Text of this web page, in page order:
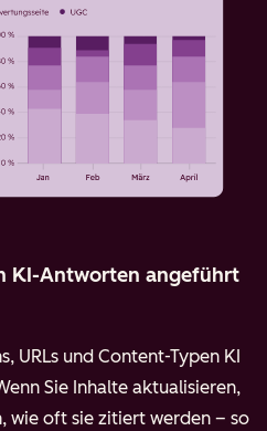
KI-Antworten angeführt
URLs und Content-Typen KI
Sie Inhalte aktualisieren,
wie oft sie zitiert werden – so